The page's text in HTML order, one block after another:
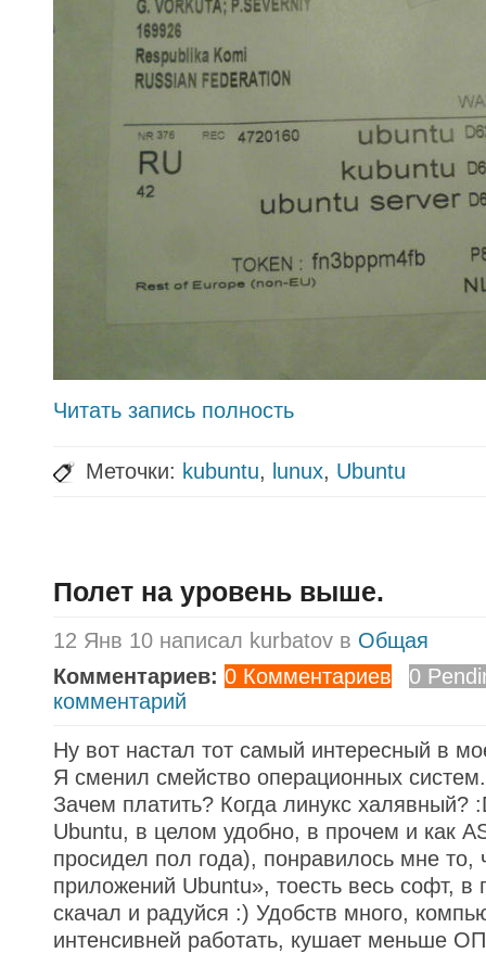
Читать запись полность
Меточки: kubuntu, lunux, Ubuntu
Полет на уровень выше.
12 Янв 10 написал kurbatov в Общая
Комментариев: 0 Комментариев
0
комментарий
Ну вот настал тот самый интересный в
Я сменил смейство операционных
Зачем платить? Когда линукс халявный?
Ubuntu, в целом удобно, в прочем и как
просидел пол года), понравилось мне то,
приложений Ubuntu», тоесть весь софт, в
скачал и радуйся :) Удобств много,
интенсивней работать, кушает меньше